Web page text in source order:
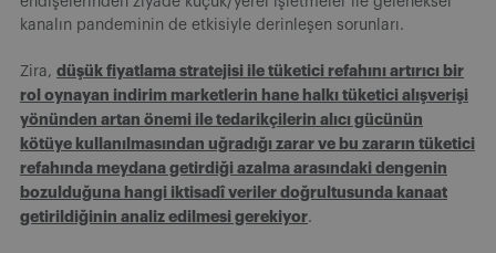
kanalın pandeminin de etkisiyle derinleşen sorunları.
Zira, düşük fiyatlama stratejisi ile tüketici refahını artırıcı bir
rol oynayan indirim marketlerin hane halkı tüketici alışverişi
yönünden artan önemi ile tedarikçilerin alıcı gücünün
kötüye kullanılmasından uğradığı zarar ve bu zararın tüketici
refahında meydana getirdiği azalma arasındaki dengenin
bozulduğuna hangi iktisadî veriler doğrultusunda kanaat
getirildiğinin analiz edilmesi gerekiyor.